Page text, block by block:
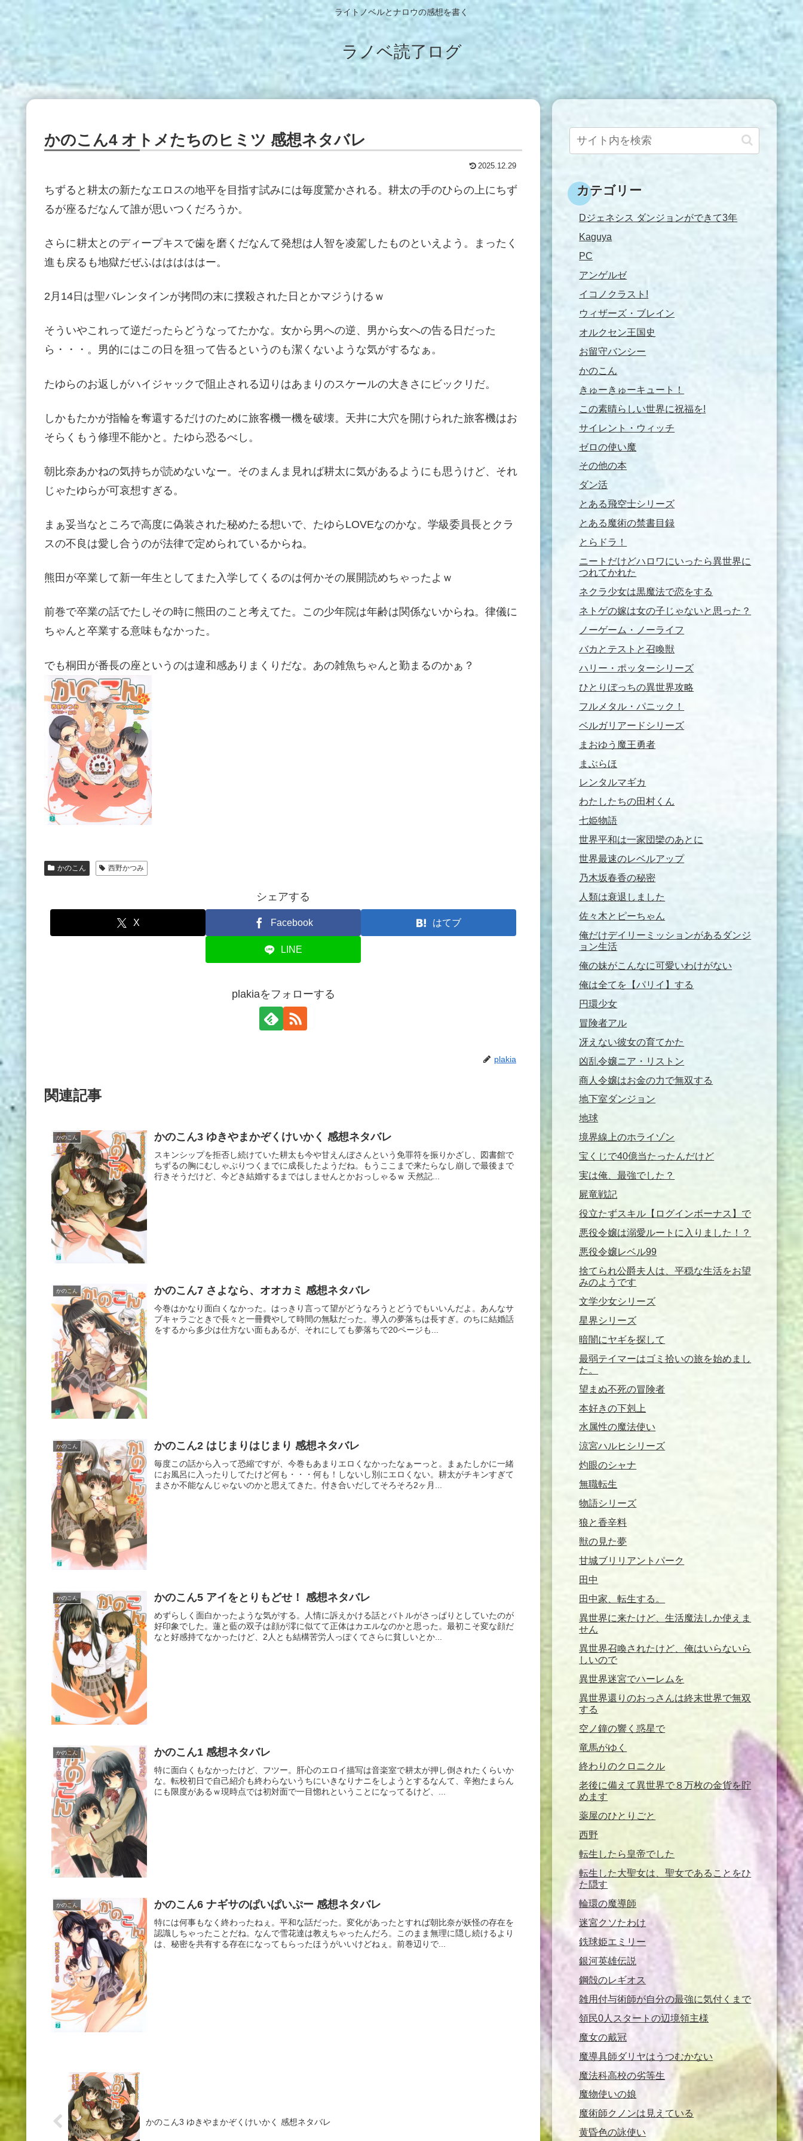
ライトノベルとナロウの感想を書く
ラノベ読了ログ
かのこん4 オトメたちのヒミツ 感想ネタバレ
2025.12.29
ちずると耕太の新たなエロスの地平を目指す試みには毎度驚かされる。耕太の手のひらの上にちず
るが座るだなんて誰が思いつくだろうか。
さらに耕太とのディープキスで歯を磨くだなんて発想は人智を凌駕したものといえよう。まったく
進も戻るも地獄だぜふはははははー。
2月14日は聖バレンタインが拷問の末に撲殺された日とかマジうけるｗ
そういやこれって逆だったらどうなってたかな。女から男への逆、男から女への告る日だった
ら・・・。男的にはこの日を狙って告るというのも潔くないような気がするなぁ。
たゆらのお返しがハイジャックで阻止される辺りはあまりのスケールの大きさにビックリだ。
しかもたかが指輪を奪還するだけのために旅客機一機を破壊。天井に大穴を開けられた旅客機はお
そらくもう修理不能かと。たゆら恐るべし。
朝比奈あかねの気持ちが読めないなー。そのまんま見れば耕太に気があるようにも思うけど、それ
じゃたゆらが可哀想すぎる。
まぁ妥当なところで高度に偽装された秘めたる想いで、たゆらLOVEなのかな。学級委員長とクラ
スの不良は愛し合うのが法律で定められているからね。
熊田が卒業して新一年生としてまた入学してくるのは何かその展開読めちゃったよｗ
前巻で卒業の話でたしその時に熊田のこと考えてた。この少年院は年齢は関係ないからね。律儀に
ちゃんと卒業する意味もなかった。
でも桐田が番長の座というのは違和感ありまくりだな。あの雑魚ちゃんと勤まるのかぁ？
かのこん 西野かつみ
シェアする
X Facebook はてブ
LINE
plakiaをフォローする
plakia
関連記事
かのこん かのこん3 ゆきやまかぞくけいかく 感想ネタバレ
スキンシップを拒否し続けていた耕太も今や甘えんぼさんという免罪符を振りかざし、図書館で
ちずるの胸にむしゃぶりつくまでに成長したようだね。もうここまで来たらなし崩しで最後まで
行きそうだけど、今どき結婚するまではしませんとかおっしゃるｗ 天然記...
かのこん かのこん7 さよなら、オオカミ 感想ネタバレ
今巻はかなり面白くなかった。はっきり言って望がどうなろうとどうでもいいんだよ。あんなサ
ブキャラごときで長々と一冊費やして時間の無駄だった。導入の夢落ちは長すぎ。のちに結婚話
をするから多少は仕方ない面もあるが、それにしても夢落ちで20ページも...
かのこん かのこん2 はじまりはじまり 感想ネタバレ
毎度この話から入って恐縮ですが、今巻もあまりエロくなかったなぁーっと。まぁたしかに一緒
にお風呂に入ったりしてたけど何も・・・何も！しないし別にエロくない。耕太がチキンすぎて
まさか不能なんじゃないのかと思えてきた。付き合いだしてそろそろ2ヶ月...
かのこん かのこん5 アイをとりもどせ！ 感想ネタバレ
めずらしく面白かったような気がする。人情に訴えかける話とバトルがさっぱりとしていたのが
好印象でした。蓮と藍の双子は顔が澪に似てて正体はカエルなのかと思った。最初こそ変な顔だ
なと好感持てなかったけど、2人とも結構苦労人っぽくてさらに貧しいとか...
かのこん かのこん1 感想ネタバレ
特に面白くもなかったけど、フツー。肝心のエロイ描写は音楽室で耕太が押し倒されたくらいか
な。転校初日で自己紹介も終わらないうちにいきなりナニをしようとするなんて、辛抱たまらん
にも限度があるｗ現時点では初対面で一目惚れということになってるけど、...
かのこん かのこん6 ナギサのぱいぱいぷー 感想ネタバレ
特には何事もなく終わったねぇ。平和な話だった。変化があったとすれば朝比奈が妖怪の存在を
認識しちゃったことだね。なんで雪花達は教えちゃったんだろ。このまま無理に隠し続けるより
は、秘密を共有する存在になってもらったほうがいいけどねぇ。前巻辺りで...
かのこん3 ゆきやまかぞくけいかく 感想ネタバレ
カテゴリー
Dジェネシス ダンジョンができて3年
Kaguya
PC
アンゲルゼ
イコノクラスト!
ウィザーズ・ブレイン
オルクセン王国史
お留守バンシー
かのこん
きゅーきゅーキュート！
この素晴らしい世界に祝福を!
サイレント・ウィッチ
ゼロの使い魔
その他の本
ダン活
とある飛空士シリーズ
とある魔術の禁書目録
とらドラ！
ニートだけどハロワにいったら異世界に
つれてかれた
ネクラ少女は黒魔法で恋をする
ネトゲの嫁は女の子じゃないと思った？
ノーゲーム・ノーライフ
バカとテストと召喚獣
ハリー・ポッターシリーズ
ひとりぼっちの異世界攻略
フルメタル・パニック！
ベルガリアードシリーズ
まおゆう魔王勇者
まぶらほ
レンタルマギカ
わたしたちの田村くん
七姫物語
世界平和は一家団欒のあとに
世界最速のレベルアップ
乃木坂春香の秘密
人類は衰退しました
佐々木とピーちゃん
俺だけデイリーミッションがあるダンジ
ョン生活
俺の妹がこんなに可愛いわけがない
俺は全てを【パリイ】する
円環少女
冒険者アル
冴えない彼女の育てかた
凶乱令嬢ニア・リストン
商人令嬢はお金の力で無双する
地下室ダンジョン
地球
境界線上のホライゾン
宝くじで40億当たったんだけど
実は俺、最強でした？
屍竜戦記
役立たずスキル【ログインボーナス】で
悪役令嬢は溺愛ルートに入りました！？
悪役令嬢レベル99
捨てられ公爵夫人は、平穏な生活をお望
みのようです
文学少女シリーズ
星界シリーズ
暗闇にヤギを探して
最弱テイマーはゴミ拾いの旅を始めまし
た。
望まぬ不死の冒険者
本好きの下剋上
水属性の魔法使い
涼宮ハルヒシリーズ
灼眼のシャナ
無職転生
物語シリーズ
狼と香辛料
獣の見た夢
甘城ブリリアントパーク
田中
田中家、転生する。
異世界に来たけど、生活魔法しか使えま
せん
異世界召喚されたけど、俺はいらないら
しいので
異世界迷宮でハーレムを
異世界還りのおっさんは終末世界で無双
する
空ノ鐘の響く惑星で
竜馬がゆく
終わりのクロニクル
老後に備えて異世界で８万枚の金貨を貯
めます
薬屋のひとりごと
西野
転生したら皇帝でした
転生した大聖女は、聖女であることをひ
た隠す
輪環の魔導師
迷宮クソたわけ
鉄球姫エミリー
銀河英雄伝説
鋼殻のレギオス
雑用付与術師が自分の最強に気付くまで
領民0人スタートの辺境領主様
魔女の戴冠
魔導具師ダリヤはうつむかない
魔法科高校の劣等生
魔物使いの娘
魔術師クノンは見えている
黄昏色の詠使い